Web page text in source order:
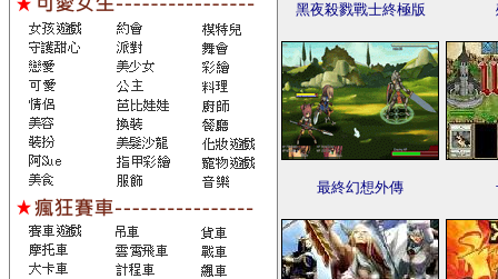
黑夜殺戮戰士終極版
最終幻想外傳